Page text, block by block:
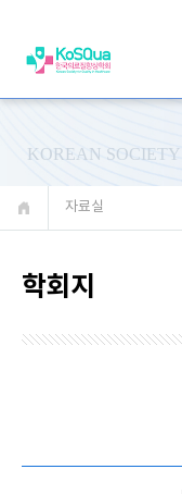
KOREAN
자료실
학회지